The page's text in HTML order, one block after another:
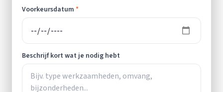
Voorkeursdatum *
Beschrijf kort wat je nodig hebt